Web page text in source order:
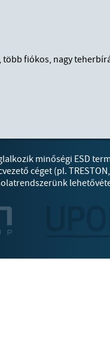
több fiókos, nagy
minőségi ESD
céget (pl.